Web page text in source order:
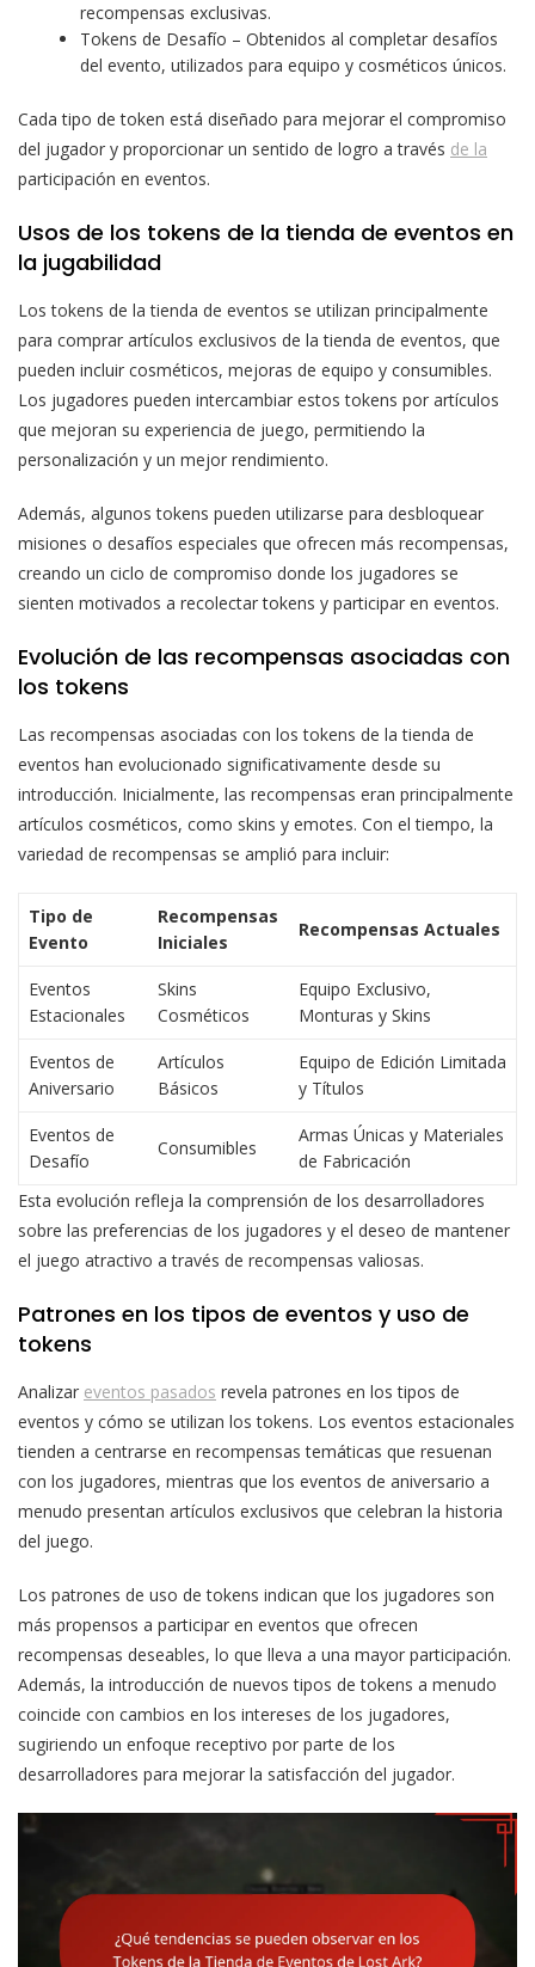
recompensas exclusivas.
Tokens de Desafío – Obtenidos al completar desafíos
del evento, utilizados para equipo y cosméticos únicos.
Cada tipo de token está diseñado para mejorar el compromiso
del jugador y proporcionar un sentido de logro a través de la
participación en eventos.
Usos de los tokens de la tienda de eventos en
la jugabilidad
Los tokens de la tienda de eventos se utilizan principalmente
para comprar artículos exclusivos de la tienda de eventos, que
pueden incluir cosméticos, mejoras de equipo y consumibles.
Los jugadores pueden intercambiar estos tokens por artículos
que mejoran su experiencia de juego, permitiendo la
personalización y un mejor rendimiento.
Además, algunos tokens pueden utilizarse para desbloquear
misiones o desafíos especiales que ofrecen más recompensas,
creando un ciclo de compromiso donde los jugadores se
sienten motivados a recolectar tokens y participar en eventos.
Evolución de las recompensas asociadas con
los tokens
Las recompensas asociadas con los tokens de la tienda de
eventos han evolucionado significativamente desde su
introducción. Inicialmente, las recompensas eran principalmente
artículos cosméticos, como skins y emotes. Con el tiempo, la
variedad de recompensas se amplió para incluir:
Tipo de
Evento
Recompensas
Iniciales
Recompensas Actuales
Eventos
Estacionales
Skins
Cosméticos
Equipo Exclusivo,
Monturas y Skins
Eventos de
Aniversario
Artículos
Básicos
Equipo de Edición Limitada
y Títulos
Eventos de
Desafío
Consumibles
Armas Únicas y Materiales
de Fabricación
Esta evolución refleja la comprensión de los desarrolladores
sobre las preferencias de los jugadores y el deseo de mantener
el juego atractivo a través de recompensas valiosas.
Patrones en los tipos de eventos y uso de
tokens
Analizar eventos pasados revela patrones en los tipos de
eventos y cómo se utilizan los tokens. Los eventos estacionales
tienden a centrarse en recompensas temáticas que resuenan
con los jugadores, mientras que los eventos de aniversario a
menudo presentan artículos exclusivos que celebran la historia
del juego.
Los patrones de uso de tokens indican que los jugadores son
más propensos a participar en eventos que ofrecen
recompensas deseables, lo que lleva a una mayor participación.
Además, la introducción de nuevos tipos de tokens a menudo
coincide con cambios en los intereses de los jugadores,
sugiriendo un enfoque receptivo por parte de los
desarrolladores para mejorar la satisfacción del jugador.